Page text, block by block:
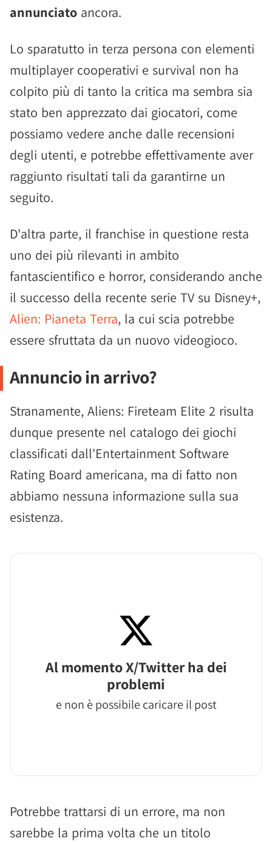
annunciato ancora.
Lo sparatutto in terza persona con elementi
multiplayer cooperativi e survival non ha
colpito più di tanto la critica ma sembra sia
stato ben apprezzato dai giocatori, come
possiamo vedere anche dalle recensioni
degli utenti, e potrebbe effettivamente aver
raggiunto risultati tali da garantirne un
seguito.
D'altra parte, il franchise in questione resta
uno dei più rilevanti in ambito
fantascientifico e horror, considerando anche
il successo della recente serie TV su Disney+,
Alien: Pianeta Terra, la cui scia potrebbe
essere sfruttata da un nuovo videogioco.
Annuncio in arrivo?
Stranamente, Aliens: Fireteam Elite 2 risulta
dunque presente nel catalogo dei giochi
classificati dall'Entertainment Software
Rating Board americana, ma di fatto non
abbiamo nessuna informazione sulla sua
esistenza.
Al momento X/Twitter ha dei
problemi
e non è possibile caricare il post
Potrebbe trattarsi di un errore, ma non
sarebbe la prima volta che un titolo